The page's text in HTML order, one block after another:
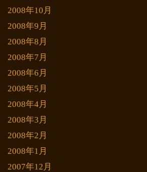
2008年10月
2008年9月
2008年8月
2008年7月
2008年6月
2008年5月
2008年4月
2008年3月
2008年2月
2008年1月
2007年12月